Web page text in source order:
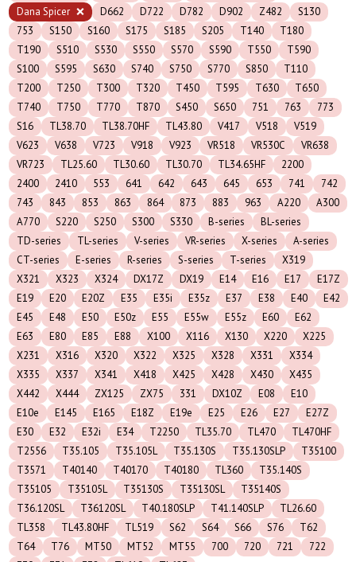
Dana Spicer
D662 D722 D782 D902 Z482
S130
753
S150 S160 S175 S185 S205 T140
T180
T190
S510 S530 S550 S570 S590 T550
T590
S100
S595 S630 S740 S750 S770 S850
T110
T200
T250 T300 T320 T450 T595 T630
T650
T740
T750 T770 T870 S450 S650 751 763
773
S16
TL38.70 TL38.70HF TL43.80 V417 V518
V519
V623
V638 V723 V918 V923 VR518 VR530C
VR638
VR723
TL25.60 TL30.60 TL30.70 TL34.65HF
2200
2400
2410 553 641 642 643 645 653 741
742
743
843 853 863 864 873 883 963 A220
A300
A770
S220 S250 S300 S330 B-series
BL-series
TD-series
TL-series V-series VR-series X-series
A-series
CT-series
E-series R-series S-series T-series
X319
X321
X323 X324 DX17Z DX19 E14 E16 E17
E17Z
E19
E20 E20Z E35 E35i E35z E37 E38 E40
E42
E45
E48 E50 E50z E55 E55w E55z E60
E62
E63
E80 E85 E88 X100 X116 X130 X220
X225
X231
X316 X320 X322 X325 X328 X331
X334
X335
X337 X341 X418 X425 X428 X430
X435
X442
X444 ZX125 ZX75 331 DX10Z E08
E10
E10e
E145 E165 E18Z E19e E25 E26 E27
E27Z
E30
E32 E32i E34 T2250 TL35.70 TL470
TL470HF
T2556
T35.105 T35.105L T35.130S T35.130SLP
T35100
T3571
T40140 T40170 T40180 TL360
T35.140S
T35105
T35105L T35130S T35130SL
T35140S
T36.120SL
T36120SL T40.180SLP T41.140SLP
TL26.60
TL358
TL43.80HF TL519 S62 S64 S66 S76
T62
T64
T76 MT50 MT52 MT55 700 720 721
722